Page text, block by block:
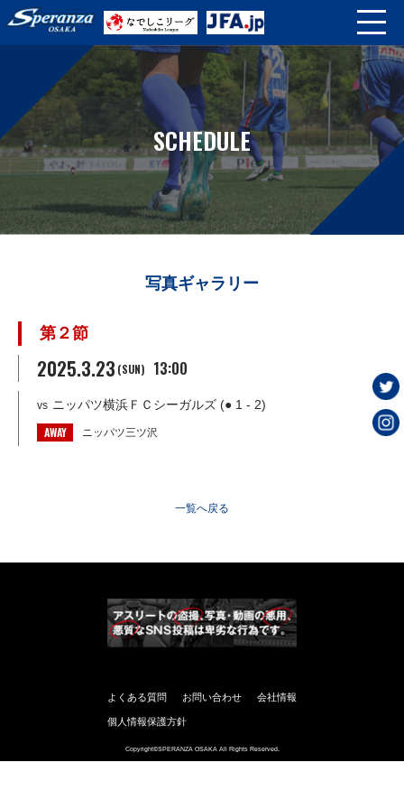
SCHEDULE
写真ギャラリー
第２節
2025.3.23 (SUN) 13:00
vs ニッパツ横浜ＦＣシーガルズ (● 1 - 2)
AWAY ニッパツ三ツ沢
一覧へ戻る
よくある質問 お問い合わせ 会社情報
個人情報保護方針
Copyright©SPERANZA OSAKA All Rights Reserved.